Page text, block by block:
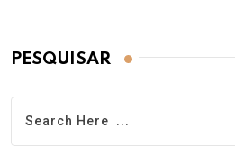
PESQUISAR